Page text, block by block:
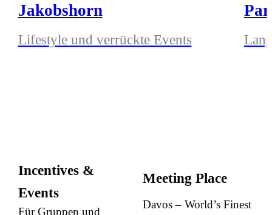
Jakobshorn
Lifestyle und verrückte Events
Incentives &
Events
Für Gruppen und
Meeting Place
Davos – World’s Finest